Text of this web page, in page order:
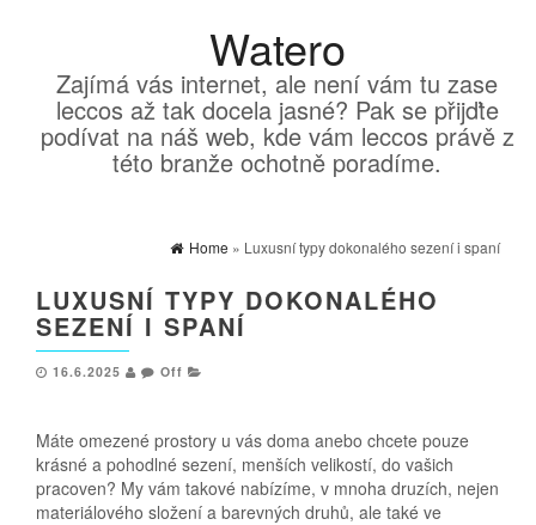
Watero
Zajímá vás internet, ale není vám tu zase
leccos až tak docela jasné? Pak se přijďte
podívat na náš web, kde vám leccos právě z
této branže ochotně poradíme.
Home » Luxusní typy dokonalého sezení i spaní
LUXUSNÍ TYPY DOKONALÉHO
SEZENÍ I SPANÍ
16.6.2025 Off
Máte omezené prostory u vás doma anebo chcete pouze
krásné a pohodlné sezení, menších velikostí, do vašich
pracoven? My vám takové nabízíme, v mnoha druzích, nejen
materiálového složení a barevných druhů, ale také ve